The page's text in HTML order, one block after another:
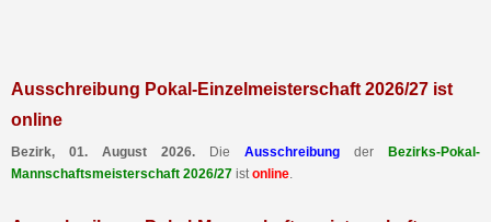
Ausschreibung Pokal-Einzelmeisterschaft 2026/27 ist
online
Bezirk, 01. August 2026. Die Ausschreibung der
Bezirks-Pokal-
Mannschaftsmeisterschaft 2026/27 istonline.